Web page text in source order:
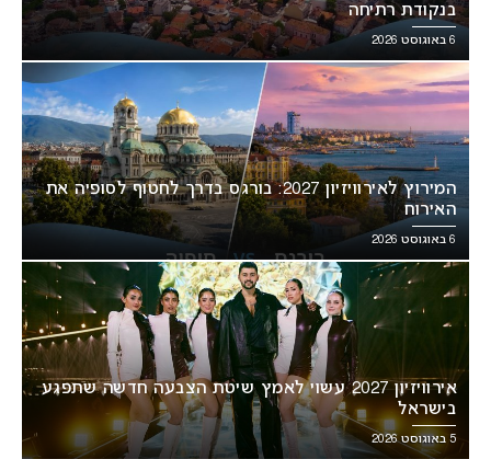
בנקודת רתיחה
6 באוגוסט 2026
המירוץ לאירוויזיון 2027: בורגס בדרך לחטוף לסופיה את
האירוח
6 באוגוסט 2026
אירוויזיון 2027 עשוי לאמץ שיטת הצבעה חדשה שתפגע
בישראל
5 באוגוסט 2026